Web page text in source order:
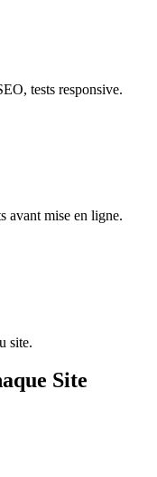
tests responsive.
avant mise en ligne.
site.
Site